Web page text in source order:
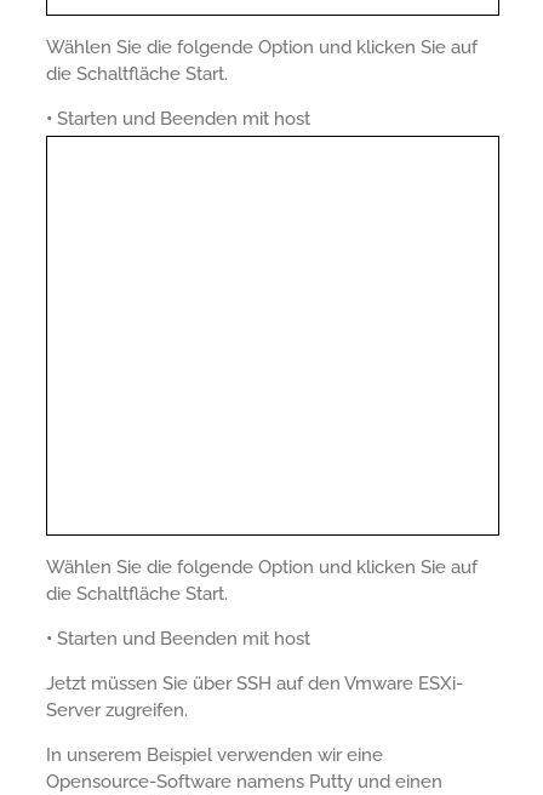
Wählen Sie die folgende Option und klicken Sie auf
die Schaltfläche Start.
• Starten und Beenden mit host
Wählen Sie die folgende Option und klicken Sie auf
die Schaltfläche Start.
• Starten und Beenden mit host
Jetzt müssen Sie über SSH auf den Vmware ESXi-
Server zugreifen.
In unserem Beispiel verwenden wir eine
Opensource-Software namens Putty und einen